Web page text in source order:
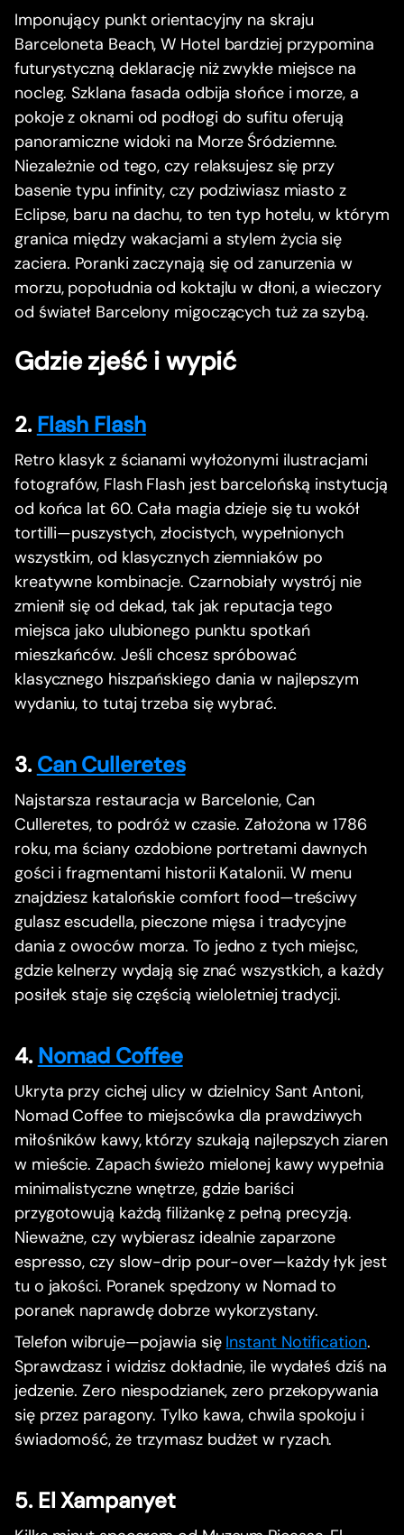
Imponujący punkt orientacyjny na skraju
Barceloneta Beach, W Hotel bardziej przypomina
futurystyczną deklarację niż zwykłe miejsce na
nocleg. Szklana fasada odbija słońce i morze, a
pokoje z oknami od podłogi do sufitu oferują
panoramiczne widoki na Morze Śródziemne.
Niezależnie od tego, czy relaksujesz się przy
basenie typu infinity, czy podziwiasz miasto z
Eclipse, baru na dachu, to ten typ hotelu, w którym
granica między wakacjami a stylem życia się
zaciera. Poranki zaczynają się od zanurzenia w
morzu, popołudnia od koktajlu w dłoni, a wieczory
od świateł Barcelony migoczących tuż za szybą.
Gdzie zjeść i wypić
2. Flash Flash
Retro klasyk z ścianami wyłożonymi ilustracjami
fotografów, Flash Flash jest barcelońską instytucją
od końca lat 60. Cała magia dzieje się tu wokół
tortilli—puszystych, złocistych, wypełnionych
wszystkim, od klasycznych ziemniaków po
kreatywne kombinacje. Czarnobiały wystrój nie
zmienił się od dekad, tak jak reputacja tego
miejsca jako ulubionego punktu spotkań
mieszkańców. Jeśli chcesz spróbować
klasycznego hiszpańskiego dania w najlepszym
wydaniu, to tutaj trzeba się wybrać.
3. Can Culleretes
Najstarsza restauracja w Barcelonie, Can
Culleretes, to podróż w czasie. Założona w 1786
roku, ma ściany ozdobione portretami dawnych
gości i fragmentami historii Katalonii. W menu
znajdziesz katalońskie comfort food—treściwy
gulasz escudella, pieczone mięsa i tradycyjne
dania z owoców morza. To jedno z tych miejsc,
gdzie kelnerzy wydają się znać wszystkich, a każdy
posiłek staje się częścią wieloletniej tradycji.
4. Nomad Coffee
Ukryta przy cichej ulicy w dzielnicy Sant Antoni,
Nomad Coffee to miejscówka dla prawdziwych
miłośników kawy, którzy szukają najlepszych ziaren
w mieście. Zapach świeżo mielonej kawy wypełnia
minimalistyczne wnętrze, gdzie bariści
przygotowują każdą filiżankę z pełną precyzją.
Nieważne, czy wybierasz idealnie zaparzone
espresso, czy slow-drip pour-over—każdy łyk jest
tu o jakości. Poranek spędzony w Nomad to
poranek naprawdę dobrze wykorzystany.
Telefon wibruje—pojawia się Instant Notification.
Sprawdzasz i widzisz dokładnie, ile wydałeś dziś na
jedzenie. Zero niespodzianek, zero przekopywania
się przez paragony. Tylko kawa, chwila spokoju i
świadomość, że trzymasz budżet w ryzach.
5. El Xampanyet